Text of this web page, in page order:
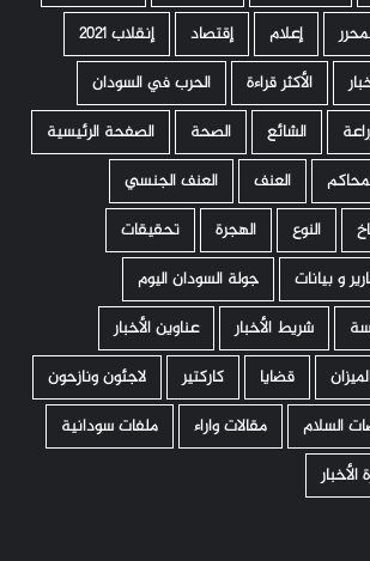
إعلام إقتصاد
إنقلاب 2021
الأكثر قراءة
الحرب في السودان
الشائع الصحة
الصفحة الرئيسية
العنف
العنف الجنسي
النوع الهجرة
تحقيقات
و بيانات
جولة السودان اليوم
شريط الأخبار
عناوين الأخبار
قضايا كاركتير
لاجئون ونازحون
السلام مقالات واراء
ملفات سودانية